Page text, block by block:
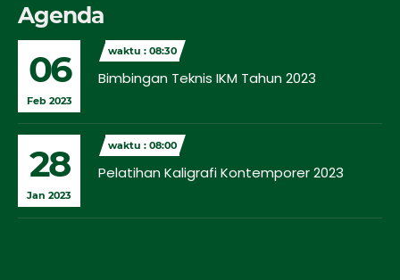
Agenda
06
Feb 2023
waktu : 08:30
Bimbingan Teknis IKM Tahun 2023
28
Jan 2023
waktu : 08:00
Pelatihan Kaligrafi Kontemporer 2023